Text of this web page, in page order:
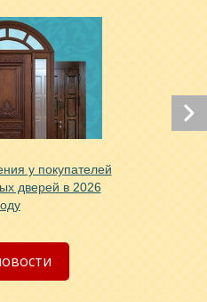
у покупателей
дверей в 2026